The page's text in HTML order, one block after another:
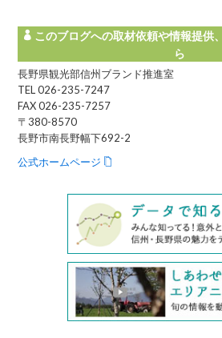
このブログへの取材依頼や情報提供
ら
長野県観光部信州ブランド推進室
TEL 026-235-7247
FAX 026-235-7257
〒380-8570
長野市南長野幅下692-2
公式ホームページ